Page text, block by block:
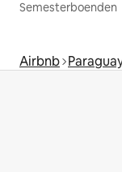
Semesterboenden
Airbnb